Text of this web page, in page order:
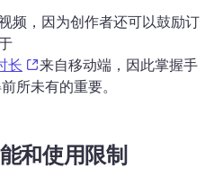
频，因为创作者还可以鼓励订
长
(opens in a new tab)
来自移动端，因此掌握手
所未有的重要。
和使用限制